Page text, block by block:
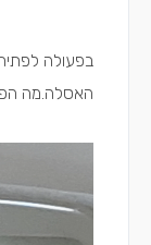
בפעולה
האסלה.מה